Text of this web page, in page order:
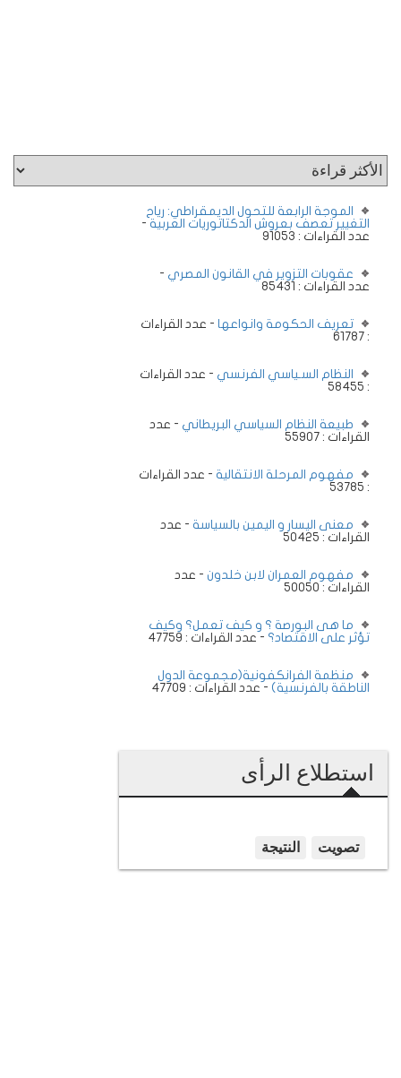
الموجة الرابعة للتحول الديمقراطي: رياح
التغيير تعصف بعروش الدكتاتوريات العربية -
عدد القراءات : 91053
عقوبات التزوير في القانون المصري -
عدد القراءات : 85431
تعريف الحكومة وانواعها - عدد القراءات
: 61787
النظام السـياسي الفرنسي - عدد القراءات
: 58455
طبيعة النظام السياسي البريطاني - عدد
القراءات : 55907
مفهوم المرحلة الانتقالية - عدد القراءات
: 53785
معنى اليسار و اليمين بالسياسة - عدد
القراءات : 50425
مفهوم العمران لابن خلدون - عدد
القراءات : 50050
ما هى البورصة ؟ و كيف تعمل؟ وكيف
تؤثر على الاقتصاد؟ - عدد القراءات : 47759
منظمة الفرانكفونية(مجموعة الدول
الناطقة بالفرنسية) - عدد القراءات : 47709
استطلاع الرأى